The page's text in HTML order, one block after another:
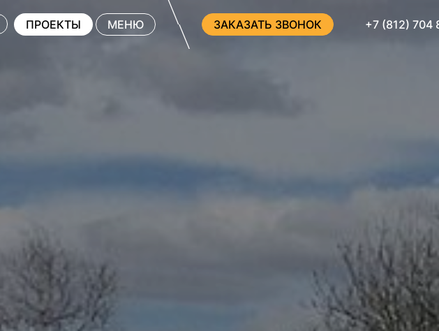
ПРОЕКТЫ МЕНЮ ЗАКАЗАТЬ ЗВОНОК +7 (812) 704